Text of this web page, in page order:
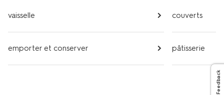
vaisselle
emporter et conserver
couverts
pâtisserie
Feedback